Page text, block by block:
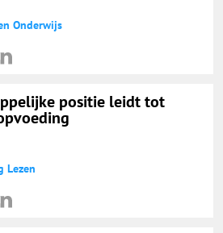
Onderwijs
positie leidt tot
Lezen